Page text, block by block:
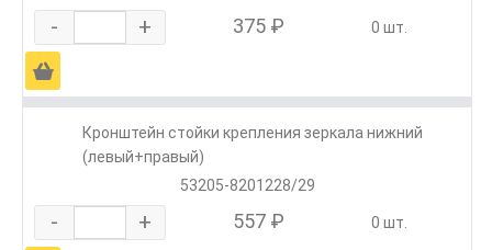
- + 375 ₽ 0 шт.
Ä
Кронштейн стойки крепления зеркала нижний
(левый+правый)
53205-8201228/29
- + 557 ₽ 0 шт.